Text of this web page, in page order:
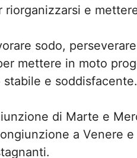
e
sodo,
mettere in moto
e soddisfacente.
di Marte e
a Venere